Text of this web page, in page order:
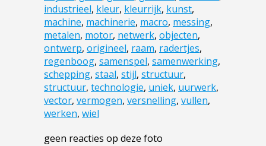
industrieel, kleur, kleurrijk, kunst,
machine, machinerie, macro, messing,
metalen, motor, netwerk, objecten,
ontwerp, origineel, raam, radertjes,
regenboog, samenspel, samenwerking,
schepping, staal, stijl, structuur,
structuur, technologie, uniek, uurwerk,
vector, vermogen, versnelling, vullen,
werken, wiel
geen reacties op deze foto